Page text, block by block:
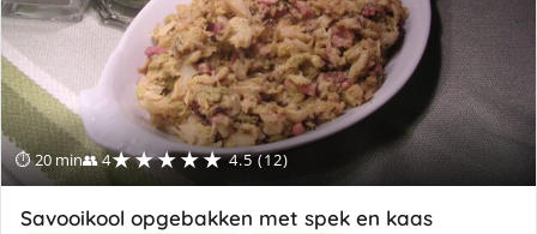
⏱ 20 min👥 4★★★★★ 4.5 (12)
Savooikool opgebakken met spek en kaas